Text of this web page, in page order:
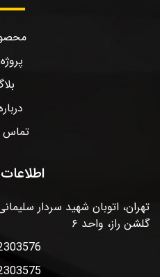
تماس
تهران، اتوبان شهید سردار
گلشن راز، واحد ۶